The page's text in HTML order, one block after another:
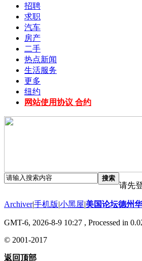
招聘
求职
汽车
房产
二手
热点新闻
生活服务
更多
纽约
网站使用协议 合约
搜索
请先
Archiver|手机版|小黑屋|美国论坛德州
GMT-6, 2026-8-9 10:27 , Processed in
© 2001-2017
返回顶部